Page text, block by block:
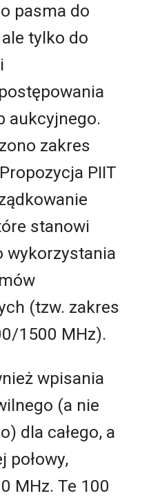
pasma do
tylko do
aukcyjnego.
zakres
PIIT
stanowi
wykorzystania
(tzw. zakres
1500 MHz).
wpisania
(a nie
dla całego, a
połowy,
MHz. Te 100